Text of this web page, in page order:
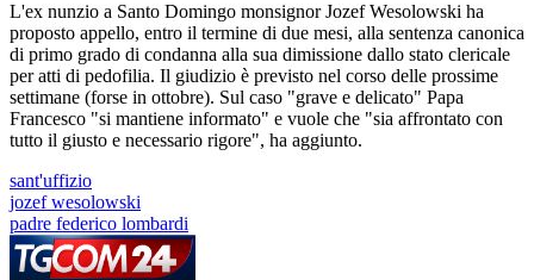
L'ex nunzio a Santo Domingo monsignor Jozef Wesolowski ha
proposto appello, entro il termine di due mesi, alla sentenza canonica
di primo grado di condanna alla sua dimissione dallo stato clericale
per atti di pedofilia. Il giudizio è previsto nel corso delle prossime
settimane (forse in ottobre). Sul caso "grave e delicato" Papa
Francesco "si mantiene informato" e vuole che "sia affrontato con
tutto il giusto e necessario rigore", ha aggiunto.
sant'uffizio
jozef wesolowski
padre federico lombardi